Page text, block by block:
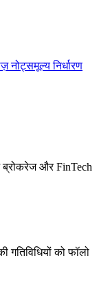
नोट्समूल्य निर्धारण
ब्रोकरेज और FinTech
को फॉलो